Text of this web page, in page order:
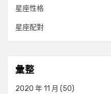
星座性格
星座配對
彙整
2020 年 11 月 (50)